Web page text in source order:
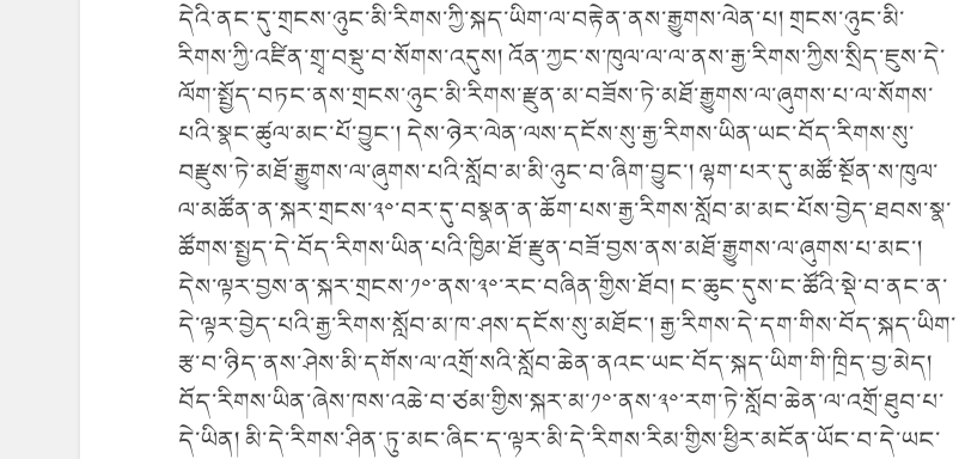
དེའི་ནང་དུ་གྲངས་ཉུང་མི་རིགས་ཀྱི་སྐད་ཡིག་ལ་བརྟེན་ནས་རྒྱུགས་ལེན་པ། གྲངས་ཉུང་མི་
རིགས་ཀྱི་འཛིན་གྲྭ་བསྡུ་བ་སོགས་འདུས། འོན་ཀྱང་ས་ཁུལ་ལ་ལ་ནས་རྒྱ་རིགས་ཀྱིས་སྲིད་ཇུས་དེ་
ལོག་སྤྱོད་བཏང་ནས་གྲངས་ཉུང་མི་རིགས་རྫུན་མ་བཟོས་ཏེ་མཐོ་རྒྱུགས་ལ་ཞུགས་པ་ལ་སོགས་
པའི་སྣང་ཚུལ་མང་པོ་བྱུང་། དེས་ཉེར་ལེན་ལས་དངོས་སུ་རྒྱ་རིགས་ཡིན་ཡང་བོད་རིགས་སུ་
བརྫུས་ཏེ་མཐོ་རྒྱུགས་ལ་ཞུགས་པའི་སློབ་མ་མི་ཉུང་བ་ཞིག་བྱུང་། ལྷག་པར་དུ་མཚོ་སྔོན་ས་ཁུལ་
ལ་མཚོན་ན་སྐར་གྲངས་༣༠་བར་དུ་བསྣན་ན་ཆོག་པས་རྒྱ་རིགས་སློབ་མ་མང་པོས་བྱེད་ཐབས་སྣ་
ཚོགས་སྤྱད་དེ་བོད་རིགས་ཡིན་པའི་ཁྱིམ་ཐོ་རྫུན་བཟོ་བྱས་ནས་མཐོ་རྒྱུགས་ལ་ཞུགས་པ་མང་།
དེས་ལྟར་བྱས་ན་སྐར་གྲངས་༡༠་ནས་༣༠་རང་བཞིན་གྱིས་ཐོབ། ང་ཆུང་དུས་ང་ཚོའི་སྡེ་བ་ནང་ན་
དེ་ལྟར་བྱེད་པའི་རྒྱ་རིགས་སློབ་མ་ཁ་ཤས་དངོས་སུ་མཐོང་། རྒྱ་རིགས་དེ་དག་གིས་བོད་སྐད་ཡིག་
རྩ་བ་ཉིད་ནས་ཤེས་མི་དགོས་ལ་འགྲོ་སའི་སློབ་ཆེན་ནའང་ཡང་བོད་སྐད་ཡིག་གི་ཁྲིད་བྱ་མེད།
བོད་རིགས་ཡིན་ཞེས་ཁས་འཆེ་བ་ཙམ་གྱིས་སྐར་མ་༡༠་ནས་༣༠་རག་ཏེ་སློབ་ཆེན་ལ་འགྲོ་ཐུབ་པ་
དེ་ཡིན། མི་དེ་རིགས་ཤིན་ཏུ་མང་ཞིང་ད་ལྟར་མི་དེ་རིགས་རིམ་གྱིས་ཕྱིར་མངོན་ཡོང་བ་དེ་ཡང་